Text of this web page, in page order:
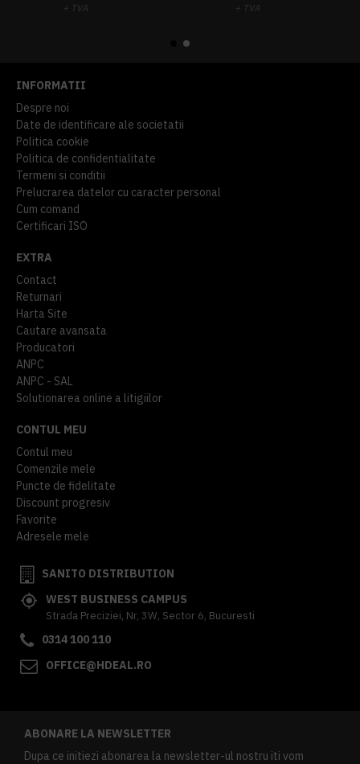
+ TVA
+ TVA
INFORMATII
Despre noi
Date de identificare ale societatii
Politica cookie
Politica de confidentialitate
Termeni si conditii
Prelucrarea datelor cu caracter personal
Cum comand
Certificari ISO
EXTRA
Contact
Returnari
Harta Site
Cautare avansata
Producatori
ANPC
ANPC - SAL
Solutionarea online a litigiilor
CONTUL MEU
Contul meu
Comenzile mele
Puncte de fidelitate
Discount progresiv
Favorite
Adresele mele
SANITO DISTRIBUTION
WEST BUSINESS CAMPUS
Strada Preciziei, Nr, 3W, Sector 6, Bucuresti
0314 100 110
OFFICE@HDEAL.RO
ABONARE LA NEWSLETTER
Dupa ce initiezi abonarea la newsletter-ul nostru iti vom